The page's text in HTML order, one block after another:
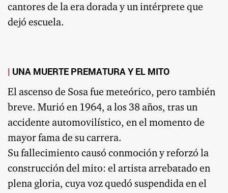
cantores de la era dorada y un intérprete que
dejó escuela.
UNA MUERTE PREMATURA Y EL MITO
El ascenso de Sosa fue meteórico, pero también
breve. Murió en 1964, a los 38 años, tras un
accidente automovilístico, en el momento de
mayor fama de su carrera.
Su fallecimiento causó conmoción y reforzó la
construcción del mito: el artista arrebatado en
plena gloria, cuya voz quedó suspendida en el